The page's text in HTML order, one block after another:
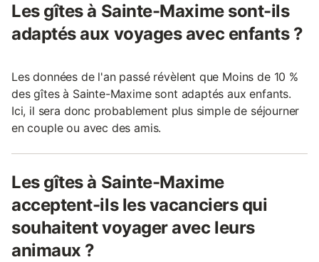
Les gîtes à Sainte-Maxime sont-ils
adaptés aux voyages avec enfants ?
Les données de l'an passé révèlent que Moins de 10 %
des gîtes à Sainte-Maxime sont adaptés aux enfants.
Ici, il sera donc probablement plus simple de séjourner
en couple ou avec des amis.
Les gîtes à Sainte-Maxime
acceptent-ils les vacanciers qui
souhaitent voyager avec leurs
animaux ?